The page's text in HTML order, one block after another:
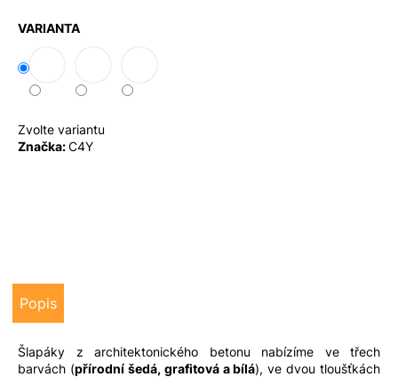
VARIANTA
Zvolte variantu
Značka:C4Y
Popis
Šlapáky z architektonického betonu nabízíme ve třech
barvách (přírodní šedá, grafitová a bílá), ve dvou tloušťkách
D
p
u
č